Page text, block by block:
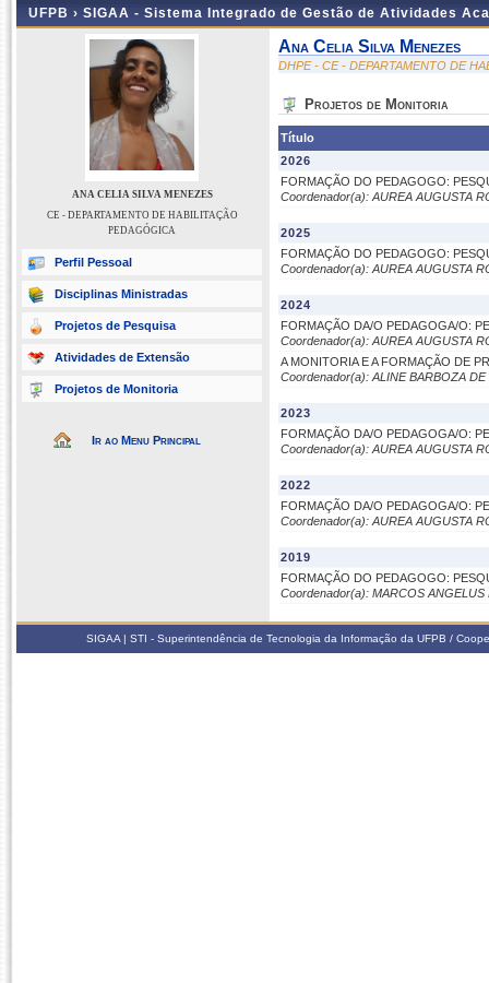
UFPB › SIGAA - Sistema Integrado de Gestão de Atividades
ANA CELIA SILVA MENEZES
CE - DEPARTAMENTO DE HABILITAÇÃO
PEDAGÓGICA
Perfil Pessoal
Disciplinas Ministradas
Projetos de Pesquisa
Atividades de Extensão
Projetos de Monitoria
Ir ao Menu Principal
Ana Celia Silva Menezes
DHPE - CE - DEPARTAMENTO DE
Projetos de Monitoria
Título
2026
FORMAÇÃO DO PEDAGOGO:
Coordenador(a): AUREA AUGUSTA
2025
FORMAÇÃO DO PEDAGOGO:
Coordenador(a): AUREA AUGUSTA
2024
FORMAÇÃO DA/O PEDAGOGA/O:
Coordenador(a): AUREA AUGUSTA
A MONITORIA E A FORMAÇÃO DE
Coordenador(a): ALINE BARBOZA DE
2023
FORMAÇÃO DA/O PEDAGOGA/O:
Coordenador(a): AUREA AUGUSTA
2022
FORMAÇÃO DA/O PEDAGOGA/O:
Coordenador(a): AUREA AUGUSTA
2019
FORMAÇÃO DO PEDAGOGO:
Coordenador(a): MARCOS ANGELUS
SIGAA | STI - Superintendência de Tecnologia da Informação da UFPB /